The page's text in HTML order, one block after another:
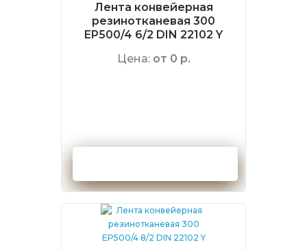
Лента конвейерная
резинотканевая 300
EP500/4 6/2 DIN 22102 Y
Цена: от 0 р.